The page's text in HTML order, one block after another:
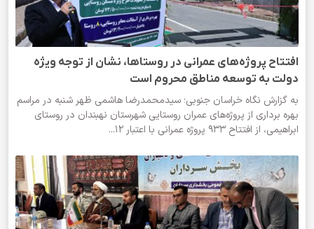
افتتاح پروژه‌های عمرانی در روستاها، نشان از توجه ویژه
دولت به توسعه مناطق محروم است
به گزارش نگاه خراسان جنوبی؛ سیدمحمدرضا هاشمی ظهر شنبه در مراسم
بهره برداری از پروژه‌های عمران روستایی شهرستان نهبندان در روستای
ابراهیمی، از افتتاح ۹۳۳ پروژه عمرانی با اعتبار ۱۲...